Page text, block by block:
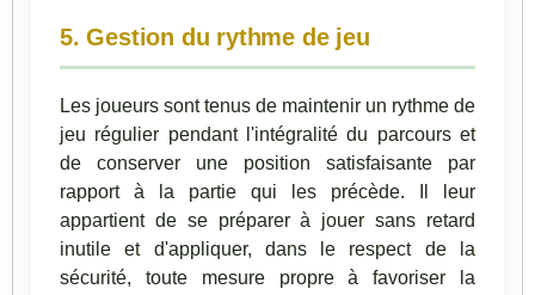
5. Gestion du rythme de jeu
Les joueurs sont tenus de maintenir un rythme de
jeu régulier pendant l'intégralité du parcours et
de conserver une position satisfaisante par
rapport à la partie qui les précède. Il leur
appartient de se préparer à jouer sans retard
inutile et d'appliquer, dans le respect de la
sécurité, toute mesure propre à favoriser la